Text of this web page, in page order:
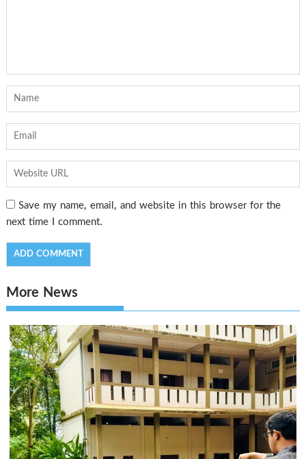
Save my name, email, and website in this browser for the
next time I comment.
More News